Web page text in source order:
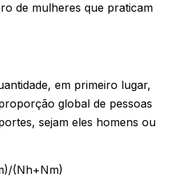
de mulheres que praticam
em primeiro lugar,
global de pessoas
sejam eles homens ou
(Nh+Nm)